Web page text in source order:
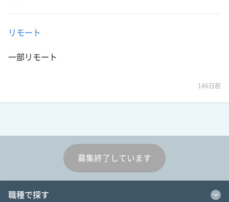
リモート
一部リモート
146日前
募集終了しています
職種で探す